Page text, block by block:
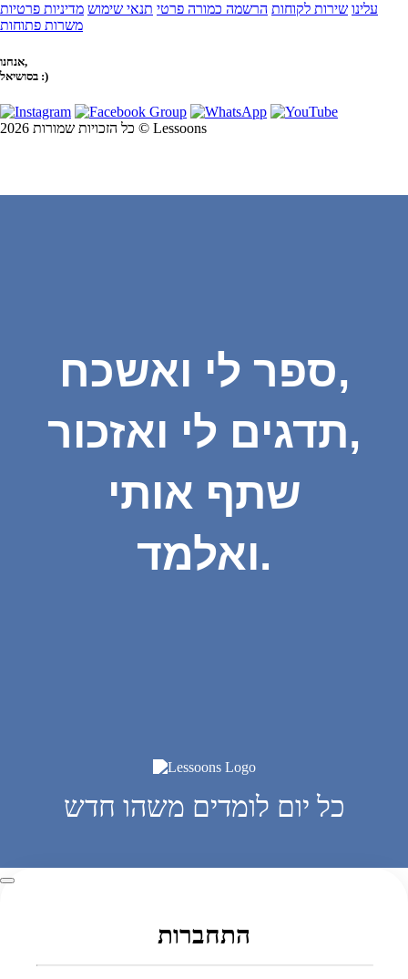
עלינו שירות לקוחות הרשמה כמורה פרטי תנאי שימוש מדיניות פרטיות
משרות פתוחות
אנחנו,
בסושיאל :)
כל הזכויות שמורות 2026 © Lessoons
ספר לי ואשכח,
תדגים לי ואזכור,
שתף אותי
ואלמד.
כל יום לומדים משהו חדש
התחברות